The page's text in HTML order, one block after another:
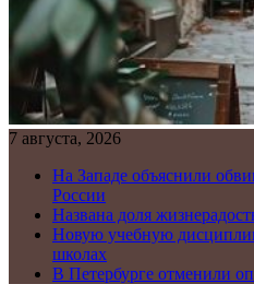
7 августа, 2026
На Западе объяснили
России
Названа доля
Новую учебную
школах
В Петербурге отменили